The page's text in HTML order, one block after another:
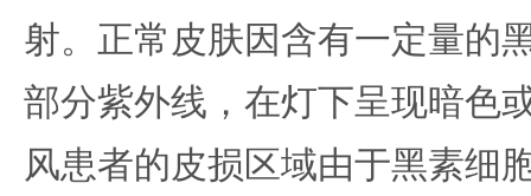
射。正常皮肤因含有一定量的
部分紫外线，在灯下呈现暗色
风患者的皮损区域由于黑素细